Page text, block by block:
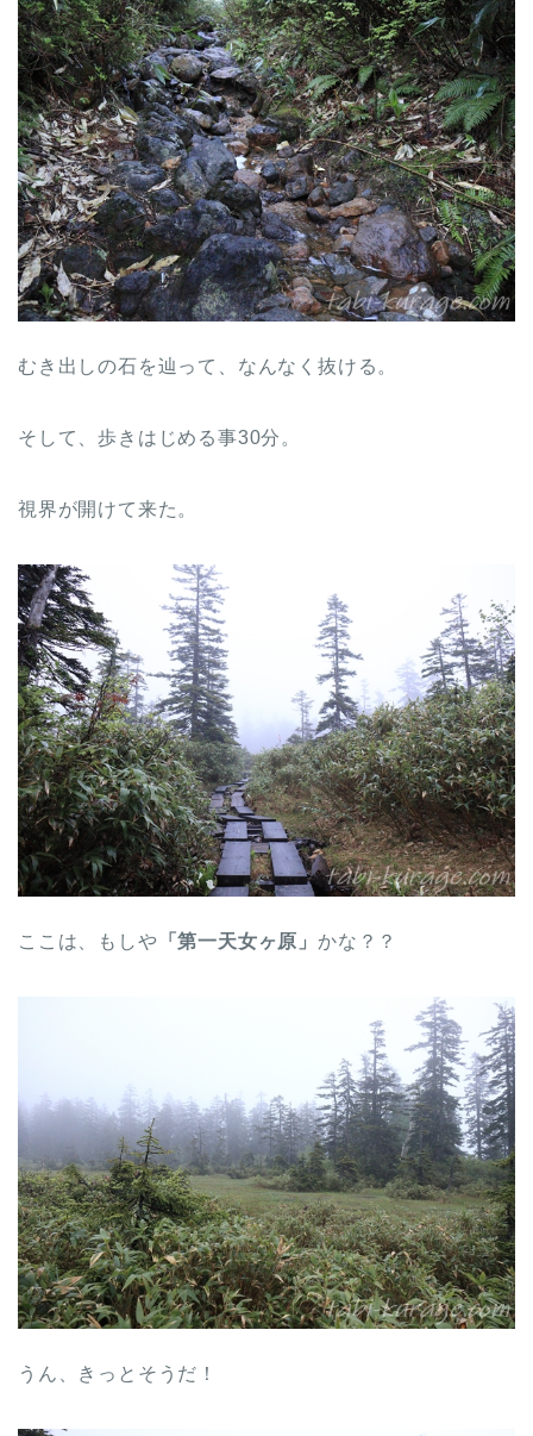
むき出しの石を辿って、なんなく抜ける。
そして、歩きはじめる事30分。
視界が開けて来た。
ここは、もしや 「第一天女ヶ原」かな？？
うん、きっとそうだ！